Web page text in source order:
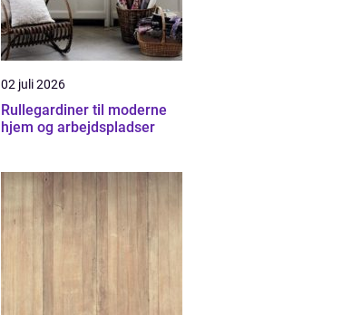
02 juli 2026
Rullegardiner til moderne
hjem og arbejdspladser